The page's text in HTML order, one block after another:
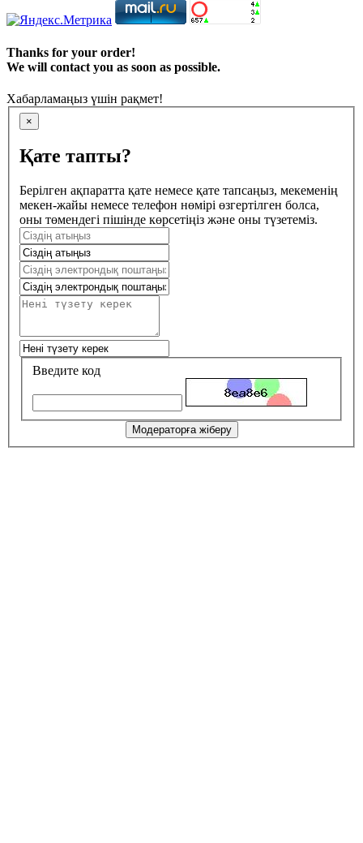
Thanks for your order!
We will contact you as soon as possible.
Хабарламаңыз үшін рақмет!
×
Қате тапты?
Берілген ақпаратта қате немесе қате тапсаңыз, мекеменің
мекен-жайы немесе телефон нөмірі өзгертілген болса,
оны төмендегі пішінде көрсетіңіз және оны түзетеміз.
Введите код
Модераторға жіберу